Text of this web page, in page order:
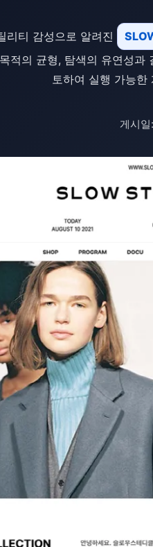
리티 감성으로 알려진
적의 균형, 탐색의 유연성
토하여 실행 가능한
게시